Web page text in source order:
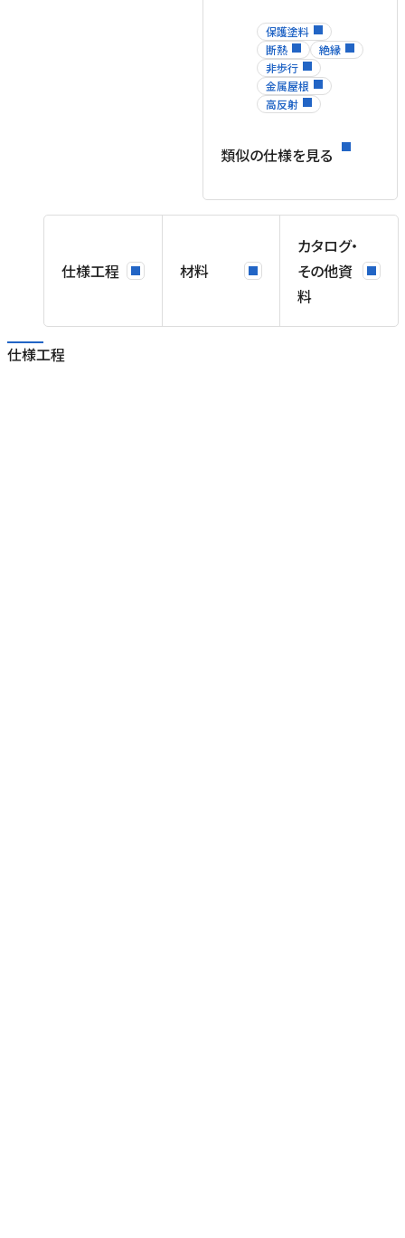
保護塗料
断熱
絶縁
非歩行
金属屋根
高反射
類似の仕様を見る
仕様工程 材料
カタログ・
その他資
料
仕様工程